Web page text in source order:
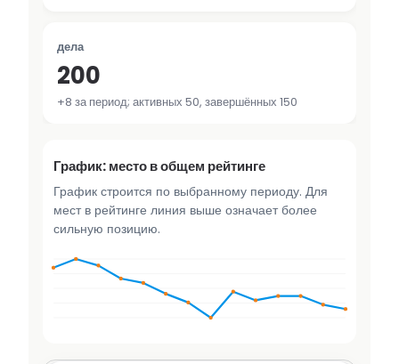
дела
200
+8 за период; активных 50, завершённых 150
График: место в общем рейтинге
График строится по выбранному периоду. Для
мест в рейтинге линия выше означает более
сильную позицию.